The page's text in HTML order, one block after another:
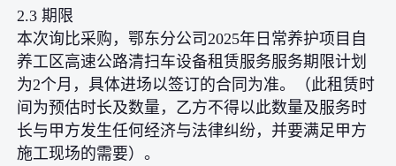
2.3 期限
本次询比采购，鄂东分公司2025年日常养护项目自
养工区高速公路清扫车设备租赁服务服务期限计划
为2个月，具体进场以签订的合同为准。（此租赁时
间为预估时长及数量，乙方不得以此数量及服务时
长与甲方发生任何经济与法律纠纷，并要满足甲方
施工现场的需要）。